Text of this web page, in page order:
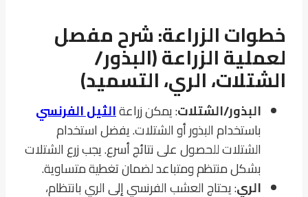
خطوات الزراعة: شرح مفصل
لعملية الزراعة (البذور/
الشتلات، الري، التسميد)
البذور/الشتلات: يمكن زراعةالثيل الفرنسي
باستخدام البذور أو الشتلات. يفضل استخدام
الشتلات للحصول على نتائج أسرع. يجب زرع الشتلات
بشكل منتظم ومتباعد لضمان تغطية متساوية.
الري: يحتاج العشب الفرنسي إلى الري بانتظام،